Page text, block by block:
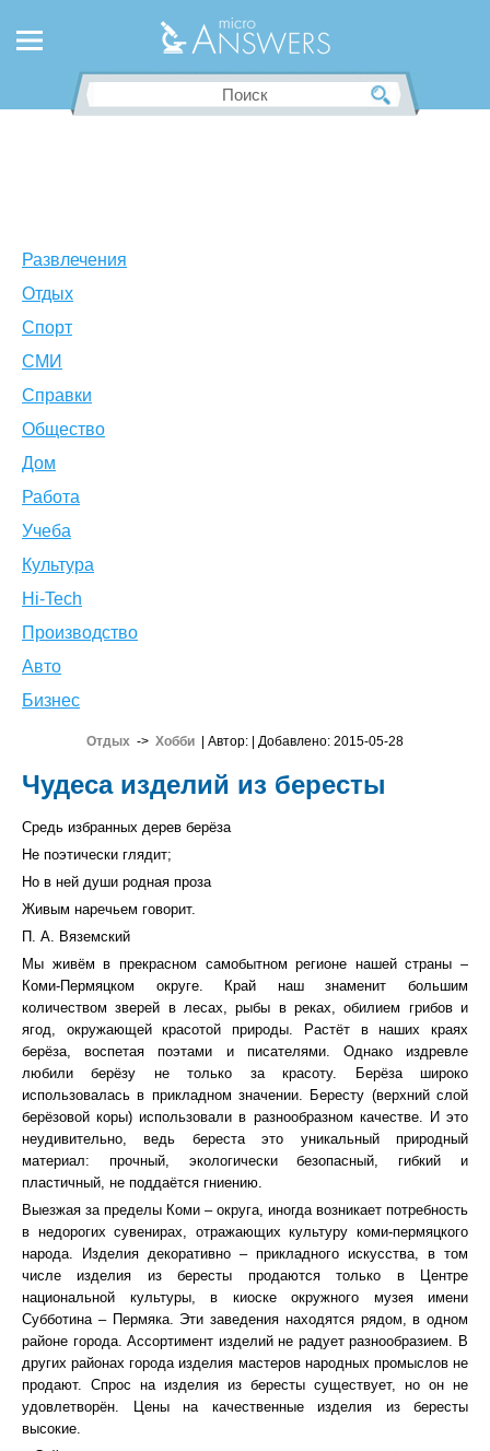
Развлечения
Отдых
Спорт
СМИ
Справки
Общество
Дом
Работа
Учеба
Культура
Hi-Tech
Производство
Авто
Бизнес
Отдых -> Хобби | Автор: | Добавлено: 2015-05-28
Чудеса изделий из бересты
Средь избранных дерев берёза
Не поэтически глядит;
Но в ней души родная проза
Живым наречьем говорит.
П. А. Вяземский
Мы живём в прекрасном самобытном регионе нашей страны –
Коми-Пермяцком округе. Край наш знаменит большим
количеством зверей в лесах, рыбы в реках, обилием грибов и
ягод, окружающей красотой природы. Растёт в наших краях
берёза, воспетая поэтами и писателями. Однако издревле
любили берёзу не только за красоту. Берёза широко
использовалась в прикладном значении. Бересту (верхний слой
берёзовой коры) использовали в разнообразном качестве. И это
неудивительно, ведь береста это уникальный природный
материал: прочный, экологически безопасный, гибкий и
пластичный, не поддаётся гниению.
Выезжая за пределы Коми – округа, иногда возникает потребность
в недорогих сувенирах, отражающих культуру коми-пермяцкого
народа. Изделия декоративно – прикладного искусства, в том
числе изделия из бересты продаются только в Центре
национальной культуры, в киоске окружного музея имени
Субботина – Пермяка. Эти заведения находятся рядом, в одном
районе города. Ассортимент изделий не радует разнообразием. В
других районах города изделия мастеров народных промыслов не
продают. Спрос на изделия из бересты существует, но он не
удовлетворён. Цены на качественные изделия из бересты
высокие.